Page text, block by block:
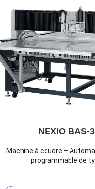
NEXIO BAS-
Machine à coudre –
programmable de